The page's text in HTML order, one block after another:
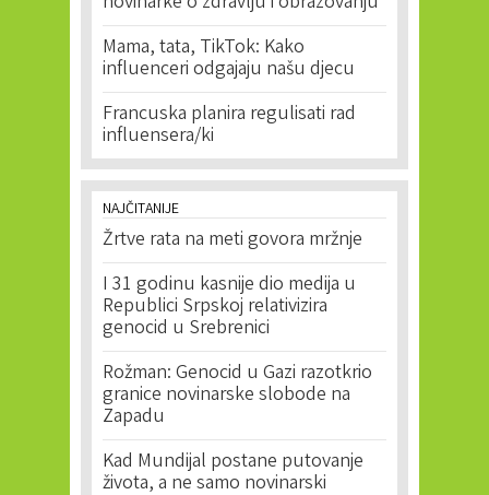
Mama, tata, TikTok: Kako
influenceri odgajaju našu djecu
Francuska planira regulisati rad
influensera/ki
NAJČITANIJE
Žrtve rata na meti govora mržnje
I 31 godinu kasnije dio medija u
Republici Srpskoj relativizira
genocid u Srebrenici
Rožman: Genocid u Gazi razotkrio
granice novinarske slobode na
Zapadu
Kad Mundijal postane putovanje
života, a ne samo novinarski